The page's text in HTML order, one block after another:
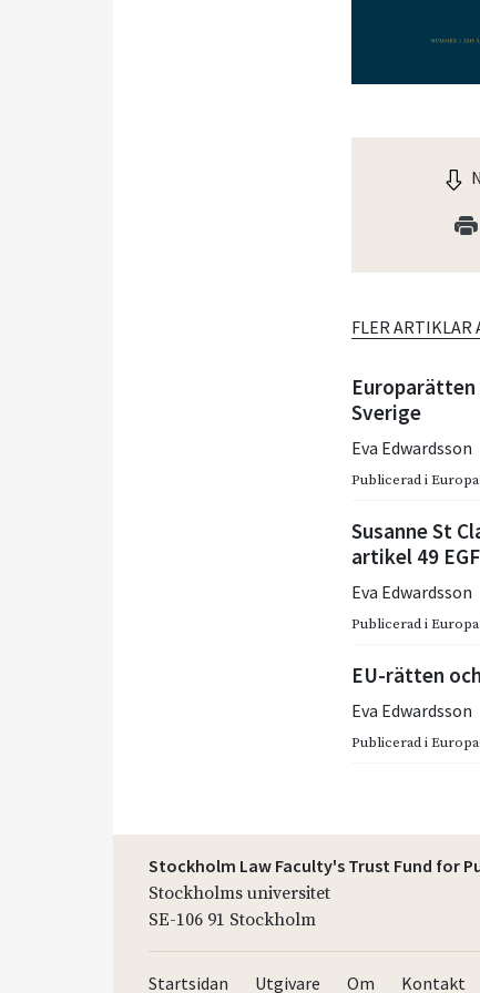
FLER ARTIKLAR
Sverige
Eva Edwardsson
Publicerad i
Susanne St
artikel 49 EGF
Eva Edwardsson
Publicerad i
EU-rätten
Eva Edwardsson
Publicerad i
Stockholm Law Faculty's Trust Fund for
Stockholms universitet
SE-106 91 Stockholm
Startsidan Utgivare Om Kontakt